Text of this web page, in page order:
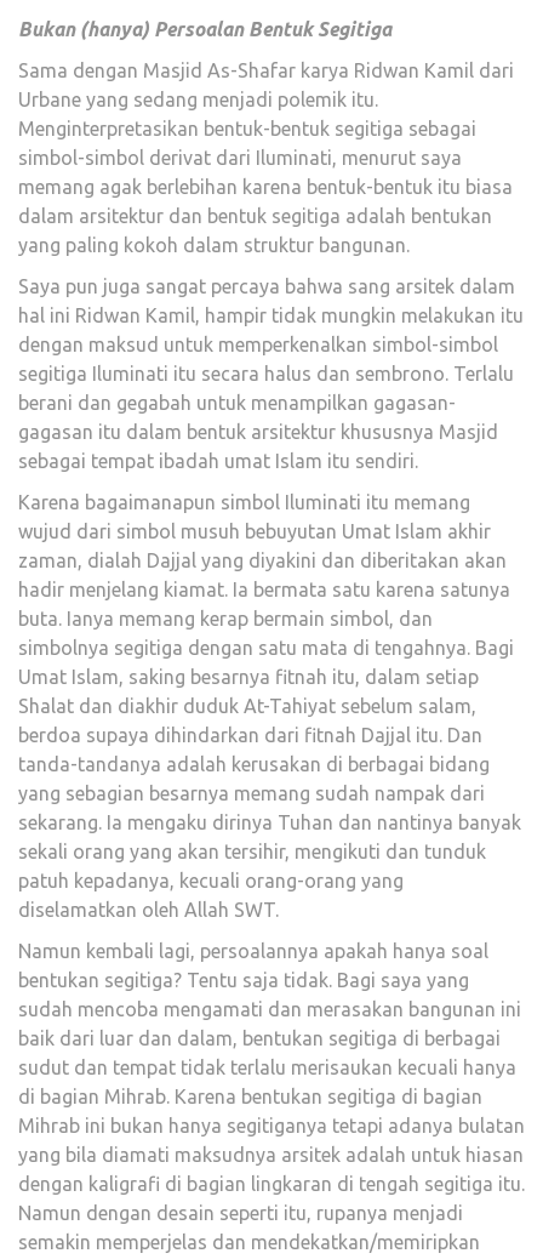
Bukan (hanya) Persoalan Bentuk Segitiga
Sama dengan Masjid As-Shafar karya Ridwan Kamil dari
Urbane yang sedang menjadi polemik itu.
Menginterpretasikan bentuk-bentuk segitiga sebagai
simbol-simbol derivat dari Iluminati, menurut saya
memang agak berlebihan karena bentuk-bentuk itu biasa
dalam arsitektur dan bentuk segitiga adalah bentukan
yang paling kokoh dalam struktur bangunan.
Saya pun juga sangat percaya bahwa sang arsitek dalam
hal ini Ridwan Kamil, hampir tidak mungkin melakukan itu
dengan maksud untuk memperkenalkan simbol-simbol
segitiga Iluminati itu secara halus dan sembrono. Terlalu
berani dan gegabah untuk menampilkan gagasan-
gagasan itu dalam bentuk arsitektur khususnya Masjid
sebagai tempat ibadah umat Islam itu sendiri.
Karena bagaimanapun simbol Iluminati itu memang
wujud dari simbol musuh bebuyutan Umat Islam akhir
zaman, dialah Dajjal yang diyakini dan diberitakan akan
hadir menjelang kiamat. Ia bermata satu karena satunya
buta. Ianya memang kerap bermain simbol, dan
simbolnya segitiga dengan satu mata di tengahnya. Bagi
Umat Islam, saking besarnya fitnah itu, dalam setiap
Shalat dan diakhir duduk At-Tahiyat sebelum salam,
berdoa supaya dihindarkan dari fitnah Dajjal itu. Dan
tanda-tandanya adalah kerusakan di berbagai bidang
yang sebagian besarnya memang sudah nampak dari
sekarang. Ia mengaku dirinya Tuhan dan nantinya banyak
sekali orang yang akan tersihir, mengikuti dan tunduk
patuh kepadanya, kecuali orang-orang yang
diselamatkan oleh Allah SWT.
Namun kembali lagi, persoalannya apakah hanya soal
bentukan segitiga? Tentu saja tidak. Bagi saya yang
sudah mencoba mengamati dan merasakan bangunan ini
baik dari luar dan dalam, bentukan segitiga di berbagai
sudut dan tempat tidak terlalu merisaukan kecuali hanya
di bagian Mihrab. Karena bentukan segitiga di bagian
Mihrab ini bukan hanya segitiganya tetapi adanya bulatan
yang bila diamati maksudnya arsitek adalah untuk hiasan
dengan kaligrafi di bagian lingkaran di tengah segitiga itu.
Namun dengan desain seperti itu, rupanya menjadi
semakin memperjelas dan mendekatkan/memiripkan